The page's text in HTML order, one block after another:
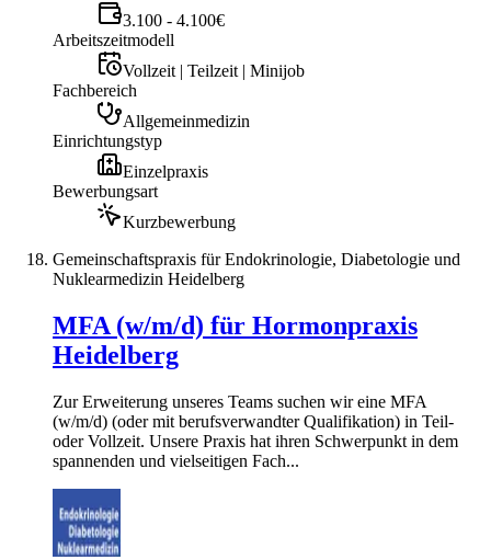
3.100 - 4.100€
Arbeitszeitmodell
Vollzeit | Teilzeit | Minijob
Fachbereich
Allgemeinmedizin
Einrichtungstyp
Einzelpraxis
Bewerbungsart
Kurzbewerbung
Gemeinschaftspraxis für Endokrinologie, Diabetologie und
Nuklearmedizin Heidelberg
MFA (w/m/d) für Hormonpraxis
Heidelberg
Zur Erweiterung unseres Teams suchen wir eine MFA
(w/m/d) (oder mit berufsverwandter Qualifikation) in Teil-
oder Vollzeit. Unsere Praxis hat ihren Schwerpunkt in dem
spannenden und vielseitigen Fach...